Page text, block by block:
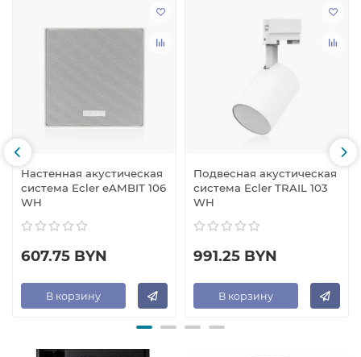
Настенная акустическая
система Ecler eAMBIT 106
WH
607.75 BYN
В корзину
Подвесная акустическая
система Ecler TRAIL 103
WH
991.25 BYN
В корзину